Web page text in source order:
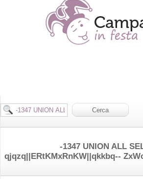
-1347 UNION ALL
qjqzq||ERtKMxRnKW||qkkbq--